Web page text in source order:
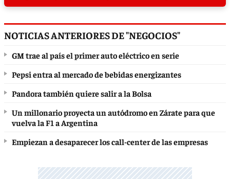
NOTICIAS ANTERIORES DE "NEGOCIOS"
GM trae al país el primer auto eléctrico en serie
Pepsi entra al mercado de bebidas energizantes
Pandora también quiere salir a la Bolsa
Un millonario proyecta un autódromo en Zárate para que
vuelva la F1 a Argentina
Empiezan a desaparecer los call-center de las empresas